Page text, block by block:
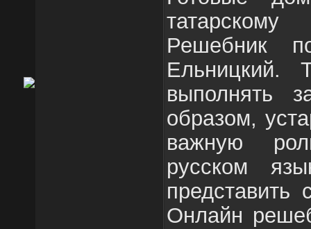
Решебник
Ельницкий.
выполнять
образом,
важную
русском
Онлайн